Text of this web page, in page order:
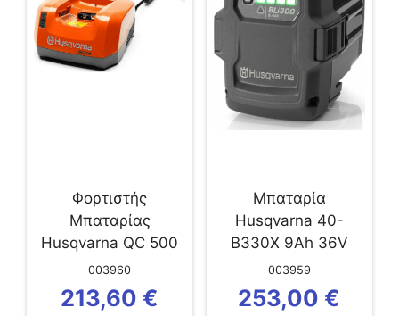
Φορτιστής
Μπαταρίας
Husqvarna QC 500
003960
213,60 €
Μπαταρία
Husqvarna 40-
B330X 9Ah 36V
003959
253,00 €